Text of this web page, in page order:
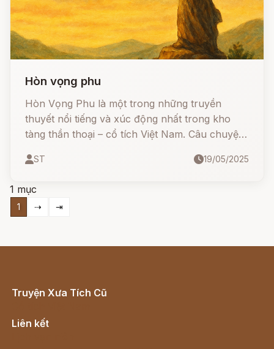
Hòn vọng phu
Hòn Vọng Phu là một trong những truyền
thuyết nổi tiếng và xúc động nhất trong kho
tàng thần thoại – cổ tích Việt Nam. Câu chuyện
trong vô vọng đến nỗi hóa đá giữa trời...
ST 19/05/2025
1 mục
1 ⇢ ⇥
Truyện Xưa Tích Cũ
Liên kết